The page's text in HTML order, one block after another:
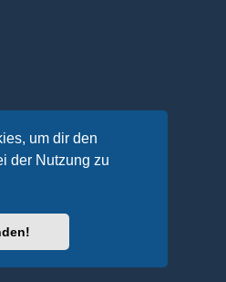
um dir den
der Nutzung zu